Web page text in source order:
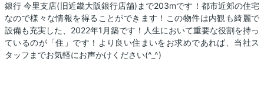
銀行 今里支店(旧近畿大阪銀行店舗)まで203mです！都市近郊の住宅
なので様々な情報を得ることができます！この物件は内観も綺麗で
設備も充実した、2022年1月築です！人生において重要な役割を持っ
ているのが「住」です！より良い住まいをお求めであれば、当社ス
タッフまでお気軽にお声かけください(^_^)